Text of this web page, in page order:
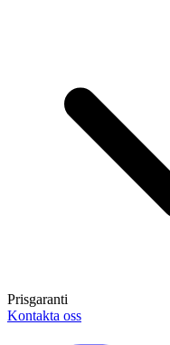
Prisgaranti
Kontakta oss